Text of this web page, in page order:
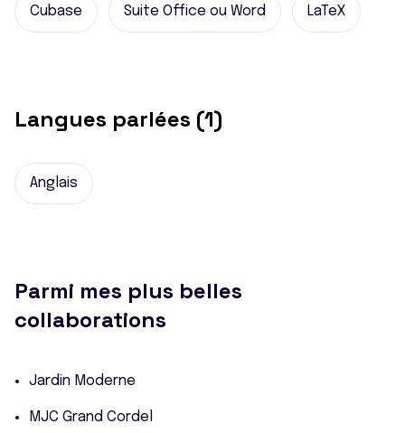
Cubase Suite Office ou Word LaTeX
Langues parlées (1)
Anglais
Parmi mes plus belles
collaborations
Jardin Moderne
MJC Grand Cordel